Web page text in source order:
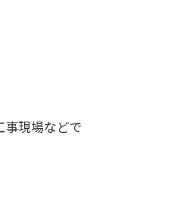
現場などで